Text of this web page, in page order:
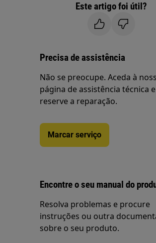
Este artigo foi útil?
Precisa de assistência
Não se preocupe. Aceda à
página de assistência técnica e
reserve a reparação.
Marcar serviço
Encontre o seu manual do
Resolva problemas e procure
instruções ou outra
sobre o seu produto.